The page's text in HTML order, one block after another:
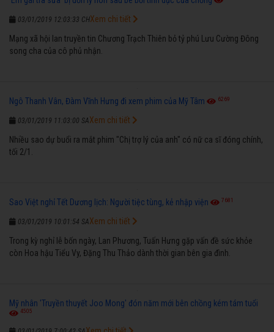
03/01/2019 12:03:33 CH
Mạng xã hội lan truyền tin Chương Trạch Thiên bỏ tỷ phú Lưu Cường Đông
song cha của cô phủ nhận.
Xem chi tiết
Ngô Thanh Vân, Đàm Vĩnh Hưng đi xem phim của Mỹ Tâm 6269
03/01/2019 11:03:00 SA
Nhiều sao dự buổi ra mắt phim "Chị trợ lý của anh" có nữ ca sĩ đóng chính,
tối 2/1.
Xem chi tiết
Sao Việt nghỉ Tết Dương lịch: Người tiệc tùng, kẻ nhập viện 7681
03/01/2019 10:01:54 SA
Trong kỳ nghỉ lễ bốn ngày, Lan Phương, Tuấn Hưng gặp vấn đề sức khỏe
còn Hoa hậu Tiểu Vy, Đặng Thu Thảo dành thời gian bên gia đình.
Xem chi tiết
Mỹ nhân 'Truyền thuyết Joo Mong' đón năm mới bên chồng kém tám tuổi
4505